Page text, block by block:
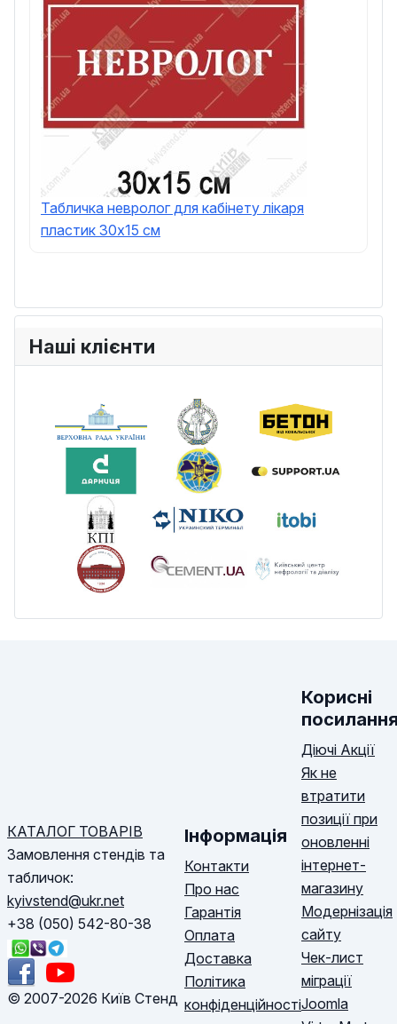
Табличка невролог для кабінету лікаря
пластик 30х15 см
Наші клієнти
КАТАЛОГ ТОВАРІВ
Замовлення стендів та
табличок:
kyivstend@ukr.net
+38 (050) 542-80-38
© 2007-2026 Київ Стенд
Інформація
Контакти
Про нас
Гарантія
Оплата
Доставка
Політика
конфіденційності
Корисні
Діючі Акції
Як не
втратити
позиції при
оновленні
інтернет-
магазину
Модернізація
сайту
Чек-лист
міграції
Joomla